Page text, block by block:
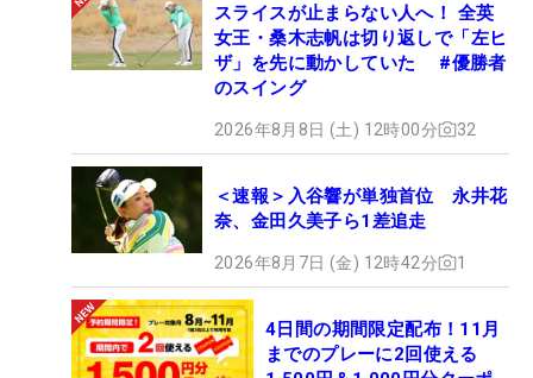
スライスが止まらない人へ！ 全英
女王・桑木志帆は切り返しで「左ヒ
ザ」を先に動かしていた #優勝者
のスイング
2026年8月8日 (土) 12時00分 32
＜速報＞入谷響が単独首位 永井花
奈、金田久美子ら1差追走
2026年8月7日 (金) 12時42分 1
4日間の期間限定配布！11月
までのプレーに2回使える